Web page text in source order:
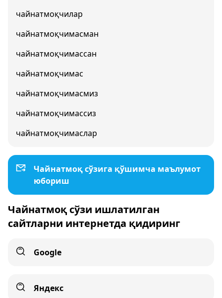
чайнатмоқчилар
чайнатмоқчимасман
чайнатмоқчимассан
чайнатмоқчимас
чайнатмоқчимасмиз
чайнатмоқчимассиз
чайнатмоқчимаслар
Чайнатмоқ сўзига қўшимча маълумот
юбориш
Чайнатмоқ сўзи ишлатилган
сайтларни интернетда қидиринг
Google
Яндекс